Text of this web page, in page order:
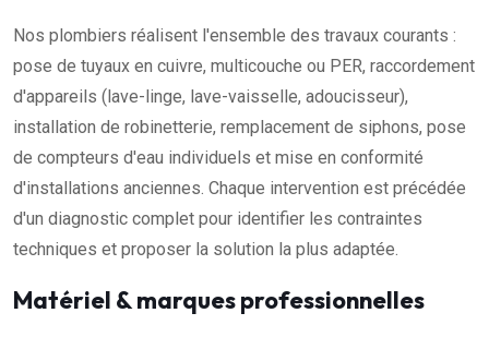
Nos plombiers réalisent l'ensemble des travaux courants :
pose de tuyaux en cuivre, multicouche ou PER, raccordement
d'appareils (lave-linge, lave-vaisselle, adoucisseur),
installation de robinetterie, remplacement de siphons, pose
de compteurs d'eau individuels et mise en conformité
d'installations anciennes. Chaque intervention est précédée
d'un diagnostic complet pour identifier les contraintes
techniques et proposer la solution la plus adaptée.
Matériel & marques professionnelles